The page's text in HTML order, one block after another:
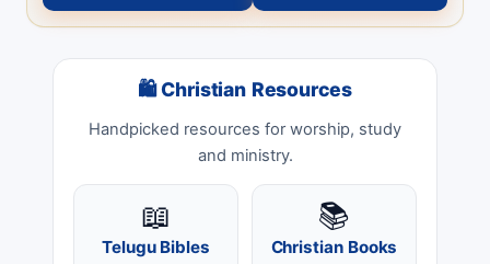
🛍 Christian Resources
Handpicked resources for worship, study
and ministry.
📖
Telugu Bibles
📚
Christian Books